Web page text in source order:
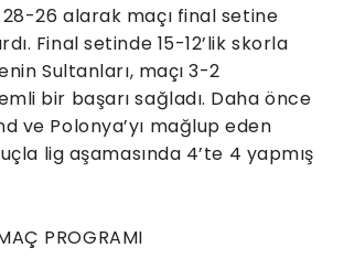
26 alarak maçı final setine
Final setinde 15-12’lik skorla
Sultanları, maçı 3-2
bir başarı sağladı. Daha önce
ve Polonya’yı mağlup eden
lig aşamasında 4’te 4 yapmış
PROGRAMI